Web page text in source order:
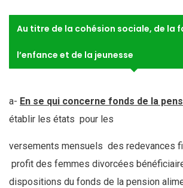
Au titre de la cohésion sociale, de la
l’enfance et de la jeunesse
a- En se qui concerne fonds de la
établir les états pour les
versements mensuels des redevances
profit des femmes divorcées
dispositions du fonds de la pension